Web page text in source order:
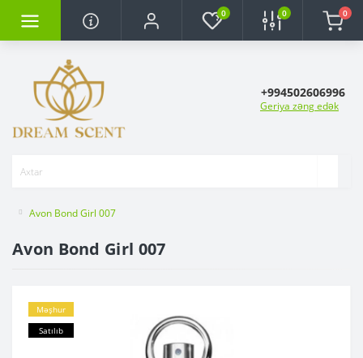
0 0 0
+994502606996
Geriya zəng edək
Avon Bond Girl 007
Avon Bond Girl 007
Məşhur
Satılıb